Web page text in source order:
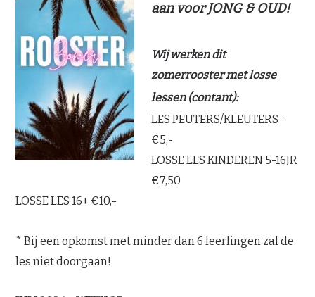
aan voor JONG & OUD!
Wij werken dit
zomerrooster met losse
lessen (contant):
LES PEUTERS/KLEUTERS –
€5,-
LOSSE LES KINDEREN 5-16JR
€7,50
LOSSE LES 16+ €10,-
* Bij een opkomst met minder dan 6 leerlingen zal de
les niet doorgaan!